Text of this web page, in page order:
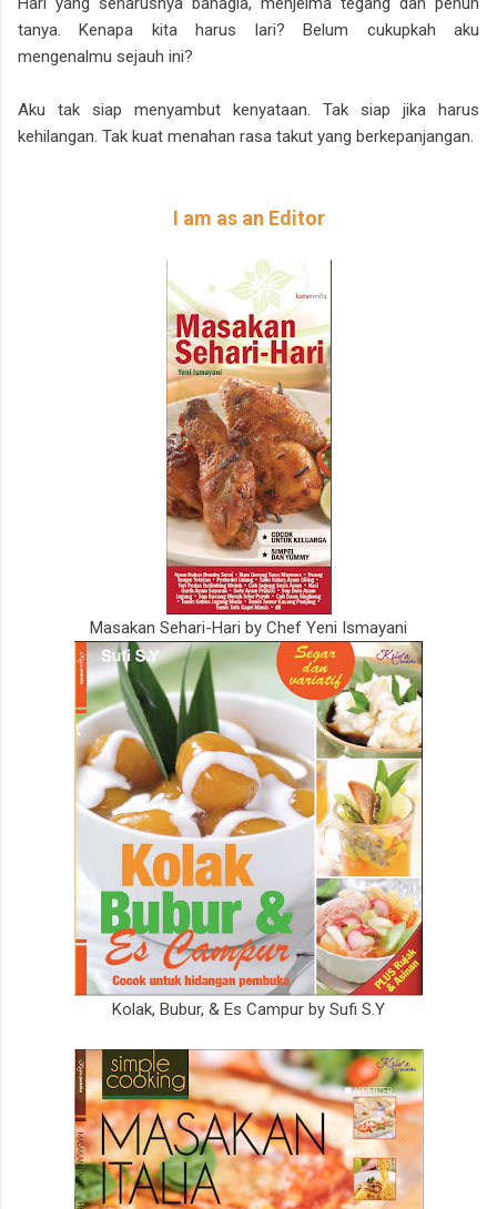
tanya. Kenapa kita harus lari? Belum cukupkah aku
mengenalmu sejauh ini?
Aku tak siap menyambut kenyataan. Tak siap jika harus
kehilangan. Tak kuat menahan rasa takut yang berkepanjangan.
I am as an Editor
Masakan Sehari-Hari by Chef Yeni Ismayani
Kolak, Bubur, & Es Campur by Sufi S.Y